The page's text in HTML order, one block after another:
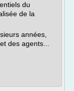
du
de la
années,
des agents...